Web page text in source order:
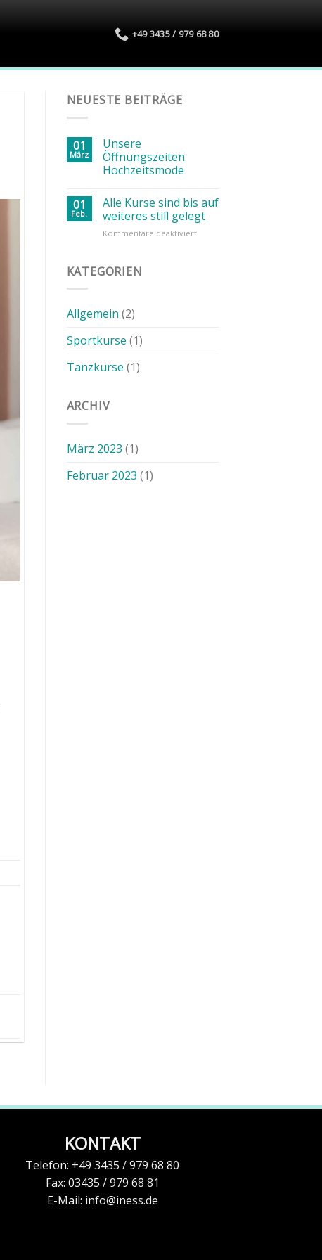
+49 3435 / 979 68 80
NEUESTE BEITRÄGE
01
März
Unsere
Öffnungszeiten
Hochzeitsmode
01
Feb.
Alle Kurse sind bis auf
weiteres still gelegt
Kommentare deaktiviertfür
KATEGORIEN
Allgemein (2)
Sportkurse (1)
Tanzkurse (1)
ARCHIV
März 2023 (1)
Februar 2023 (1)
KONTAKT
Telefon: +49 3435 / 979 68 80
Fax: 03435 / 979 68 81
E-Mail: info@iness.de